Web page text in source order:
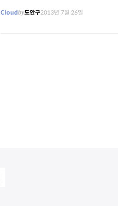
Cloudby도안구2013년 7월 26일